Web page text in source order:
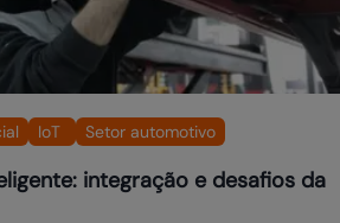
IoT Setor automotivo
integração e desafios da